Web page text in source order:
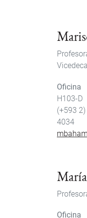
Oficina
H103-D
(+593
4034
Oficina